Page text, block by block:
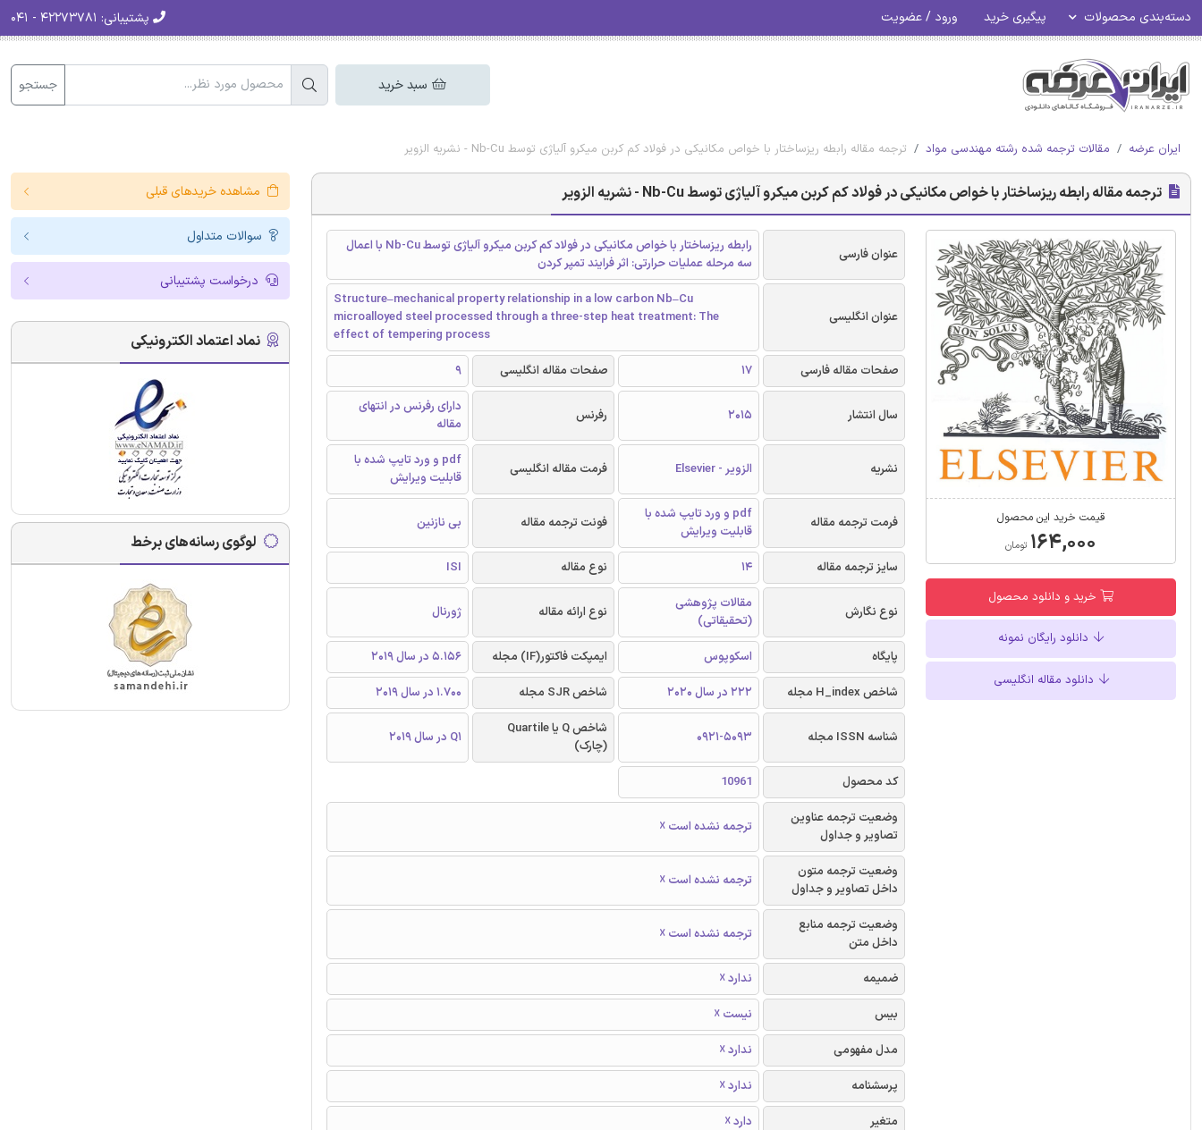
دسته‌بندی محصولات پیگیری خرید ورود / عضویت پشتیبانی:
سبد خرید جستجو
ایران عرضه مقالات ترجمه شده رشته مهندسی مواد ترجمه مقاله رابطه ریزساختار با خواص مکانیکی در فولاد کم کربن میکرو آلیاژی توسط Nb-Cu - نشریه الزویر
ترجمه مقاله رابطه ریزساختار با خواص مکانیکی در فولاد کم کربن میکرو آلیاژی توسط Nb-Cu - نشریه الزویر
قیمت خرید این محصول
۱۶۴,۰۰۰ تومان
خرید و دانلود محصول
دانلود رایگان نمونه
دانلود مقاله انگلیسی
عنوان فارسی
رابطه ریزساختار با خواص مکانیکی در فولاد کم کربن میکرو آلیاژی توسط Nb-Cu با اعمال
سه مرحله عملیات حرارتی: اثر فرایند تمپر کردن
عنوان انگلیسی
Structure–mechanical property relationship in a low carbon Nb–Cu
microalloyed steel processed through a three-step heat treatment: The
effect of tempering process
صفحات مقاله فارسی
17 صفحات مقاله انگلیسی 9
سال انتشار 2015 رفرنس
دارای رفرنس در انتهای
مقاله
نشریه الزویر - Elsevier فرمت مقاله انگلیسی
pdf و ورد تایپ شده با
قابلیت ویرایش
فرمت ترجمه مقاله
pdf و ورد تایپ شده با
قابلیت ویرایش
فونت ترجمه مقاله بی نازنین
سایز ترجمه مقاله 14 نوع مقاله ISI
نوع نگارش
مقالات پژوهشی
(تحقیقاتی)
نوع ارائه مقاله ژورنال
پایگاه اسکوپوس ایمپکت فاکتور(IF) مجله
5.156 در سال 2019
شاخص H_index مجله
222 در سال 2020 شاخص SJR مجله 1.700 در سال 2019
شناسه ISSN مجله 0921-5093
شاخص Q یا Quartile
(چارک)
Q1 در سال 2019
کد محصول
10961
وضعیت ترجمه عناوین
تصاویر و جداول
ترجمه نشده است ☓
وضعیت ترجمه متون
داخل تصاویر و جداول
ترجمه نشده است ☓
وضعیت ترجمه منابع
داخل متن
ترجمه نشده است ☓
ضمیمه
ندارد ☓
بیس
نیست ☓
مدل مفهومی
ندارد ☓
پرسشنامه
ندارد ☓
متغیر
دارد ☓
مشاهده خریدهای قبلی
سوالات متداول
درخواست پشتیبانی
نماد اعتماد الکترونیکی
لوگوی رسانه‌های برخط